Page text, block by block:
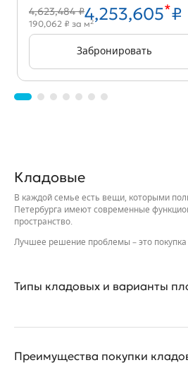
4,623,484 ₽4,253,605*₽
190,062 ₽ за м2
Забронировать
Кладовые
В каждой семье есть вещи, которыми
Петербурга имеют современные
пространство.
Лучшее решение проблемы – это покупка
Типы кладовых и варианты
Преимущества покупки